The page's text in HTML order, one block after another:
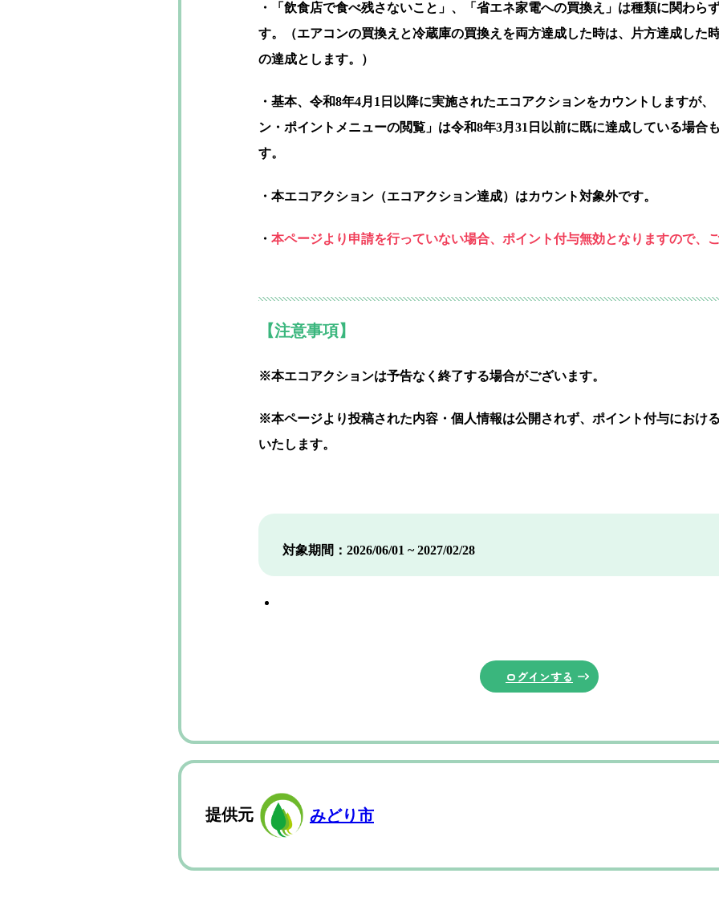
・「飲食店で食べ残さないこと」、「省エネ家電への買換え」は種類に関わら
す。（エアコンの買換えと冷蔵庫の買換えを両方達成した時は、片方達成した
の達成とします。）
・基本、令和8年4月1日以降に実施されたエコアクションをカウントしますが
ン・ポイントメニューの閲覧」は令和8年3月31日以前に既に達成している場合
す。
・本エコアクション（エコアクション達成）はカウント対象外です。
・ 本ページより申請を行っていない場合、ポイント付与無効となりますので、
【注意事項】
※本エコアクションは予告なく終了する場合がございます。
※本ページより投稿された内容・個人情報は公開されず、ポイント付与におけ
いたします。
対象期間：2026/06/01 ~ 2027/02/28
ログインする
提供元 みどり市